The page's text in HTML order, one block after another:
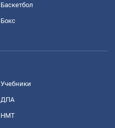
Баскетбол
Бокс
Учебники
ДПА
НМТ